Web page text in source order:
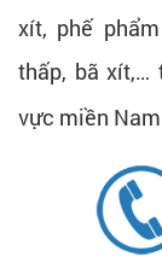
xít, phế
thấp, bã xít,…
vực miền